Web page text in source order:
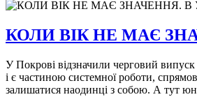
КОЛИ ВІК НЕ МАЄ
У Покрові відзначили черговий
і є частиною системної роботи,
залишатися наодинці з собою. А тут